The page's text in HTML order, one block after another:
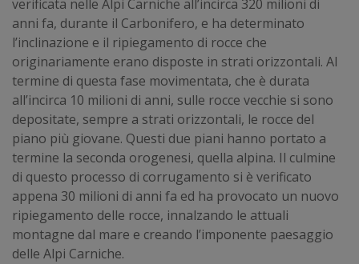
verificata nelle Alpi Carniche all’incirca 320 milioni di
anni fa, durante il Carbonifero, e ha determinato
l’inclinazione e il ripiegamento di rocce che
originariamente erano disposte in strati orizzontali. Al
termine di questa fase movimentata, che è durata
all’incirca 10 milioni di anni, sulle rocce vecchie si sono
depositate, sempre a strati orizzontali, le rocce del
piano più giovane. Questi due piani hanno portato a
termine la seconda orogenesi, quella alpina. Il culmine
di questo processo di corrugamento si è verificato
appena 30 milioni di anni fa ed ha provocato un nuovo
ripiegamento delle rocce, innalzando le attuali
montagne dal mare e creando l’imponente paesaggio
delle Alpi Carniche.